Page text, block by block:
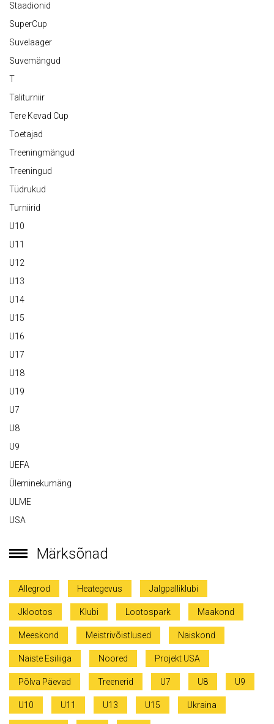
Staadionid
SuperCup
Suvelaager
Suvemängud
T
Taliturniir
Tere Kevad Cup
Toetajad
Treeningmängud
Treeningud
Tüdrukud
Turniirid
U10
U11
U12
U13
U14
U15
U16
U17
U18
U19
U7
U8
U9
UEFA
Üleminekumäng
ULME
USA
Märksõnad
Allegrod Heategevus Jalgpalliklubi
Jklootos Klubi Lootospark Maakond
Meeskond Meistrivõistlused Naiskond
Naiste Esiliiga Noored Projekt USA
Põlva Päevad Treenerid U7 U8 U9
U10 U11 U13 U15 Ukraina